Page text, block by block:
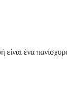
είναι ένα